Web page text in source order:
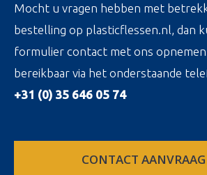
Mocht u vragen hebben met
bestelling op plasticflessen.nl, dan
formulier contact met ons
bereikbaar via het onderstaande
+31 (0) 35 646 05 74
CONTACT AANVRAAG